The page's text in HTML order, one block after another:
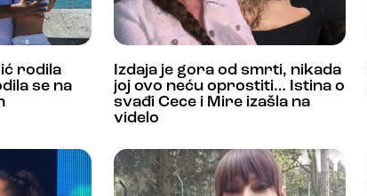
rodila
se na
Izdaja je gora od smrti, nikada
joj ovo neću oprostiti… Istina o
svađi Cece i Mire izašla na
videlo